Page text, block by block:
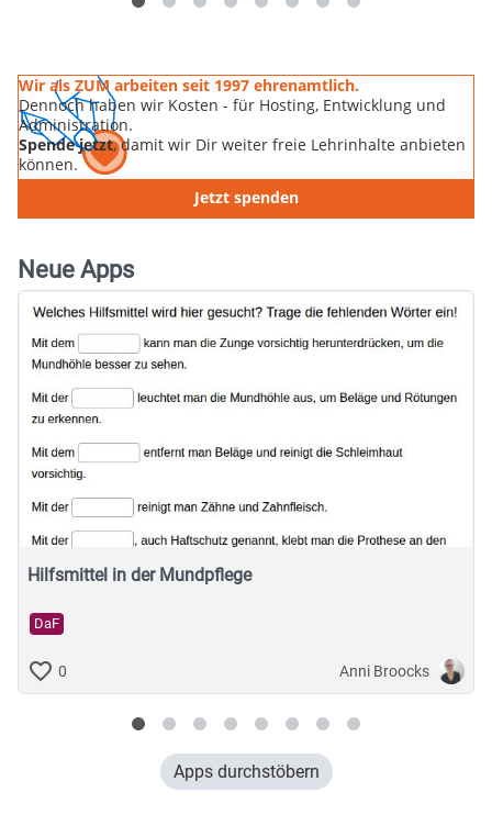
Wir als ZUM arbeiten seit 1997 ehrenamtlich.
Dennoch haben wir Kosten - für Hosting, Entwicklung und
Administration.
Spende jetzt, damit wir Dir weiter freie Lehrinhalte anbieten
können.
Jetzt spenden
Neue Apps
Hilfsmittel in der Mundpflege
DaF
0 Anni Broocks
Apps durchstöbern